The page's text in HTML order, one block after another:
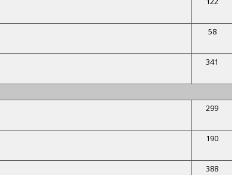
58
341
299
190
388